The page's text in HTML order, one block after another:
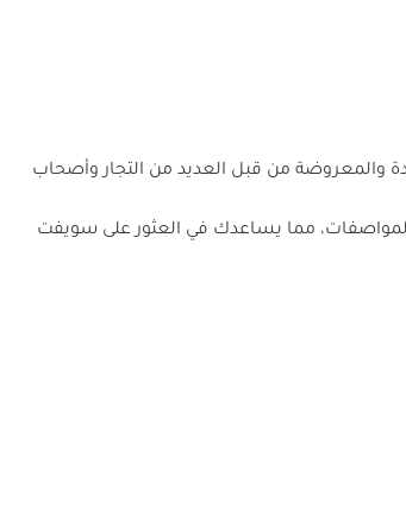
والمعروضة من قبل العديد من التجار وأصحاب
مما يساعدك في العثور على سويفت